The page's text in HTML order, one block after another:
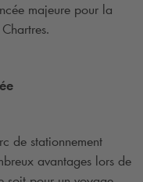
majeure pour la
de stationnement
avantages lors de